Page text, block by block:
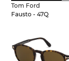
Tom Ford
Fausto - 47Q